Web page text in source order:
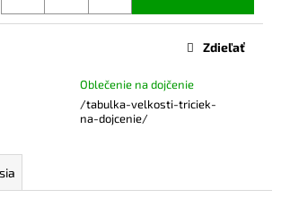
Oblečenie na dojčenie
/tabulka-velkosti-triciek-
na-dojcenie/
Zdieľať